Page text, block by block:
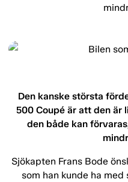
Den kanske största
500 Coupé är att den är
den både kan
Sjökapten Frans Bode
som han kunde ha